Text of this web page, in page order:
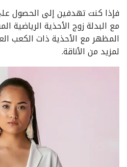
فإذا كنت تهدفين إلى الحصول
مع البدلة زوج الأحذية الرياضية
المظهر مع الأحذية ذات الكعب
لمزيد من الأناقة.